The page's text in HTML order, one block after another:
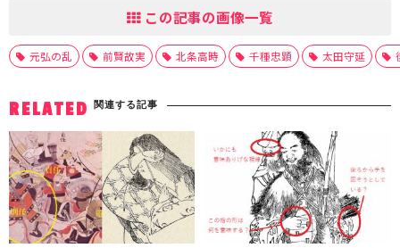
この記事の画像一覧
元弘の乱 前賢故実 北条高時 千種忠顕 太田守延
RELATED 関連する記事